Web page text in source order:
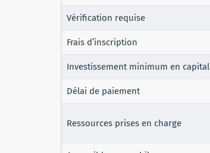
Vérification requise
Frais d’inscription
Investissement minimum en capital
Délai de paiement
Ressources prises en charge